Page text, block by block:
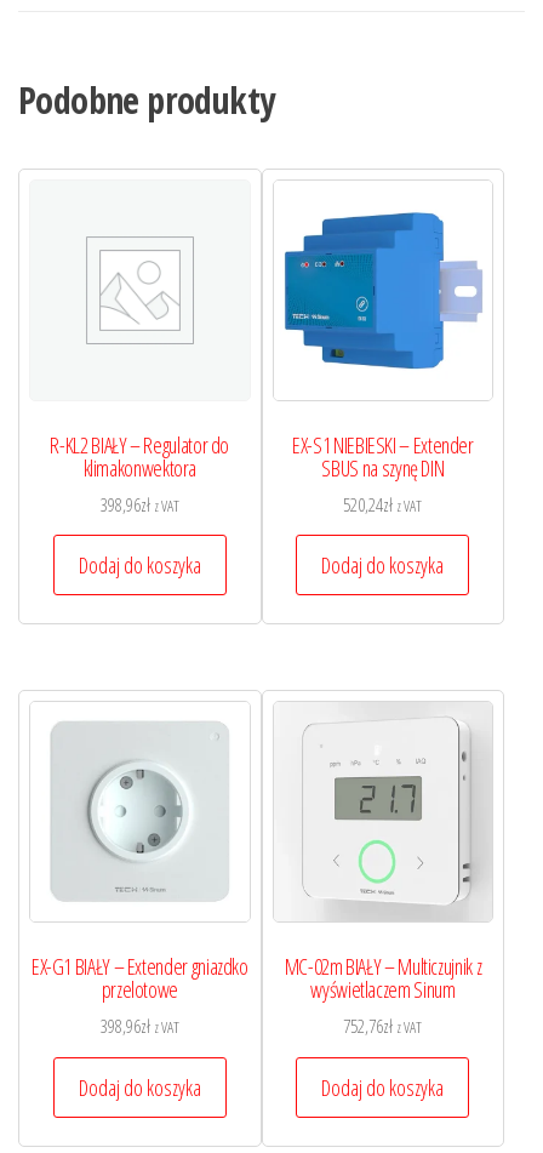
Podobne produkty
R-KL2 BIAŁY – Regulator do
klimakonwektora
398,96zł z VAT
Dodaj do koszyka
EX-S1 NIEBIESKI – Extender
SBUS na szynę DIN
520,24zł z VAT
Dodaj do koszyka
EX-G1 BIAŁY – Extender gniazdko
przelotowe
398,96zł z VAT
Dodaj do koszyka
MC-02m BIAŁY – Multiczujnik z
wyświetlaczem Sinum
752,76zł z VAT
Dodaj do koszyka